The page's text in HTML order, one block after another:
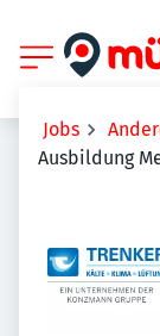
Jobs
Ausbildung